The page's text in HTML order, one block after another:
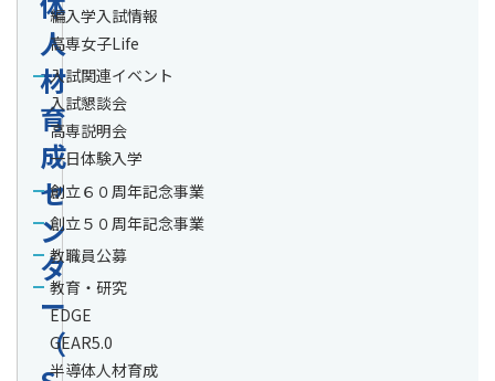
人
材
育
成
セ
ン
タ
ー
（
編入学入試情報
高専女子Life
入試関連イベント
入試懇談会
高専説明会
一日体験入学
創立６０周年記念事業
創立５０周年記念事業
教職員公募
教育・研究
EDGE
GEAR5.0
半導体人材育成